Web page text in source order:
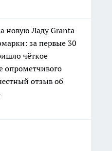
новую Ладу Granta
за первые 30
чёткое
опрометчивого
отзыв об